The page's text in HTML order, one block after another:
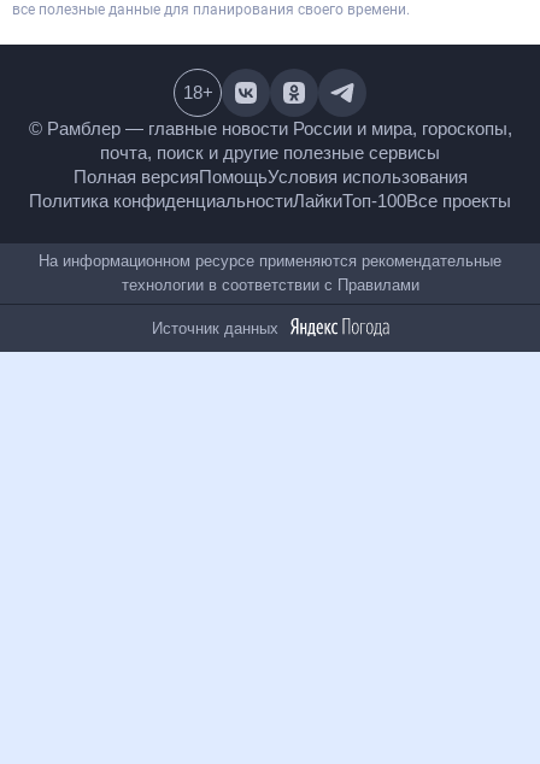
все полезные данные для планирования своего времени.
© Рамблер — главные новости России и мира,
гороскопы, почта, поиск и другие полезные сервисы
Полная версияПомощьУсловия использования
Политика конфиденциальностиЛайкиТоп-100
18+
На информационном ресурсе применяются
рекомендательные технологии в соответствии сПравилами
Источник данных